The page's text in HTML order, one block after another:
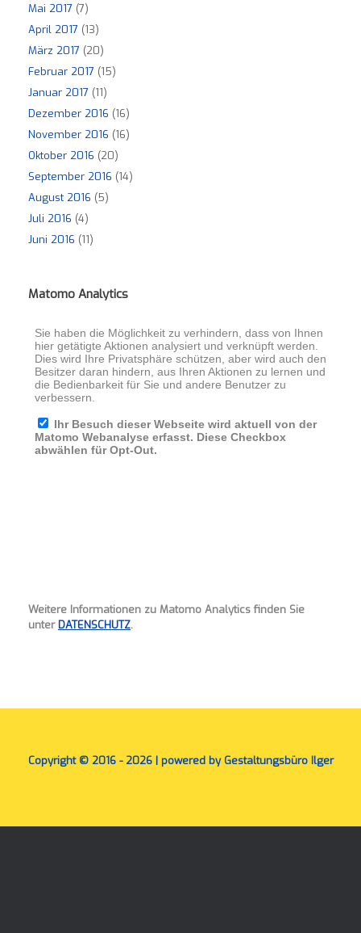
Mai 2017 (7)
April 2017 (13)
März 2017 (20)
Februar 2017 (15)
Januar 2017 (11)
Dezember 2016 (16)
November 2016 (16)
Oktober 2016 (20)
September 2016 (14)
August 2016 (5)
Juli 2016 (4)
Juni 2016 (11)
Matomo Analytics
Weitere Informationen zu Matomo Analytics finden Sie
unter DATENSCHUTZ.
Copyright © 2016 - 2026 | powered by Gestaltungsbüro Ilger